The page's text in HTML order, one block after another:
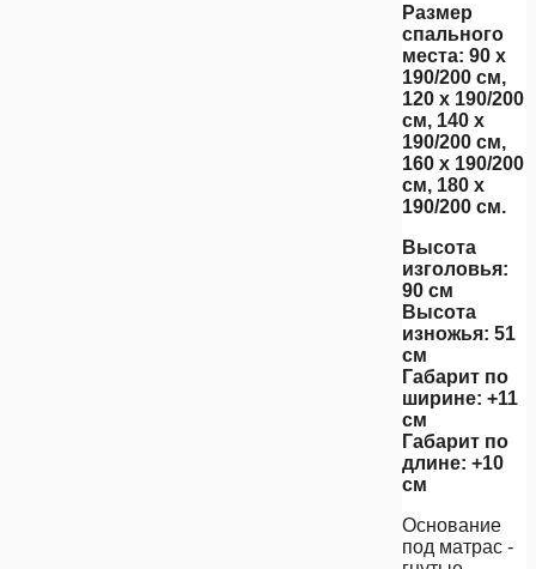
Размер
спального
места: 90 х
190/200 см,
120 х 190/200
см, 140 х
190/200 см,
160 х 190/200
см, 180 х
190/200 см.
Высота
изголовья:
90 см
Высота
изножья: 51
см
Габарит по
ширине: +11
см
Габарит по
длине: +10
см
Основание
под матрас -